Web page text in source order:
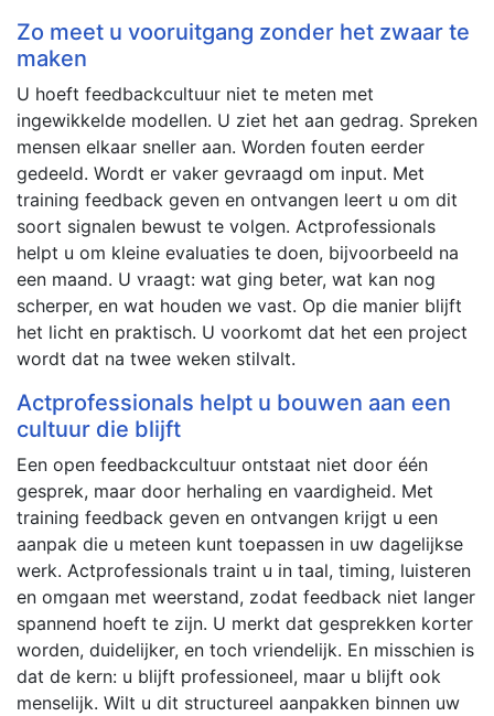
Zo meet u vooruitgang zonder het zwaar te
maken
U hoeft feedbackcultuur niet te meten met
ingewikkelde modellen. U ziet het aan gedrag. Spreken
mensen elkaar sneller aan. Worden fouten eerder
gedeeld. Wordt er vaker gevraagd om input. Met
training feedback geven en ontvangen leert u om dit
soort signalen bewust te volgen. Actprofessionals
helpt u om kleine evaluaties te doen, bijvoorbeeld na
een maand. U vraagt: wat ging beter, wat kan nog
scherper, en wat houden we vast. Op die manier blijft
het licht en praktisch. U voorkomt dat het een project
wordt dat na twee weken stilvalt.
Actprofessionals helpt u bouwen aan een
cultuur die blijft
Een open feedbackcultuur ontstaat niet door één
gesprek, maar door herhaling en vaardigheid. Met
training feedback geven en ontvangen krijgt u een
aanpak die u meteen kunt toepassen in uw dagelijkse
werk. Actprofessionals traint u in taal, timing, luisteren
en omgaan met weerstand, zodat feedback niet langer
spannend hoeft te zijn. U merkt dat gesprekken korter
worden, duidelijker, en toch vriendelijk. En misschien is
dat de kern: u blijft professioneel, maar u blijft ook
menselijk. Wilt u dit structureel aanpakken binnen uw